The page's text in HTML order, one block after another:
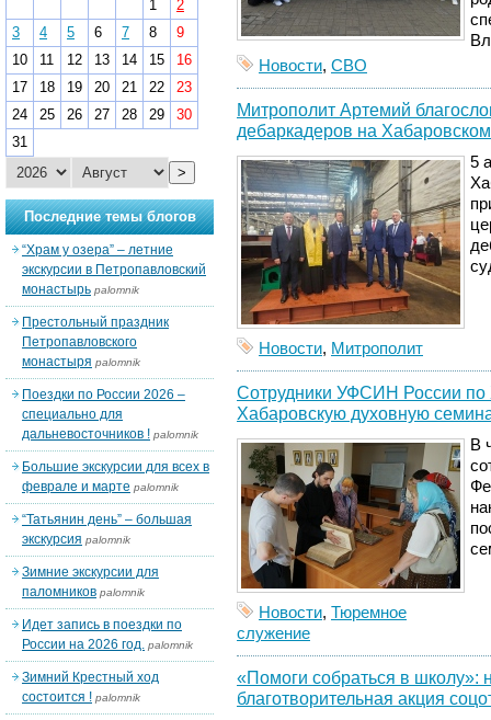
Новости, СВО
Митрополит Артемий
дебаркадеров на
5
Новости, Митрополит
Сотрудники УФСИН России по
Хабаровскую духовную
В
Новости, Тюремное
служение
«Помоги собраться в школу»:
благотворительная акция
1
2
3
4 5 6 7 8
9
10
11 12 13 14 15
16
17
18 19 20 21 22
23
24
25 26 27 28 29
30
31
>
Последние темы блогов
“Храм у озера” – летние
экскурсии в Петропавловский
монастырь palomnik
Престольный праздник
Петропавловского
монастыря palomnik
Поездки по России 2026 –
специально для
дальневосточников ! palomnik
Большие экскурсии для всех в
феврале и марте palomnik
“Татьянин день” – большая
экскурсия palomnik
Зимние экскурсии для
паломников palomnik
Идет запись в поездки по
России на 2026 год. palomnik
Зимний Крестный ход
состоится ! palomnik